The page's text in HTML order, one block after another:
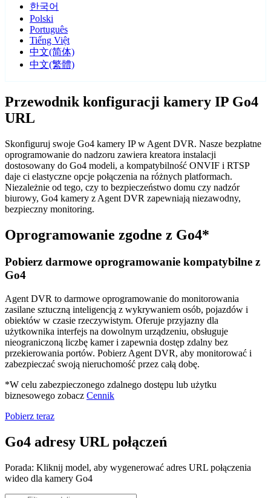
한국어
Polski
Português
Tiếng Việt
中文(简体)
中文(繁體)
Przewodnik konfiguracji kamery IP Go4
URL
Skonfiguruj swoje Go4 kamery IP w Agent DVR. Nasze bezpłatne
oprogramowanie do nadzoru zawiera kreatora instalacji
dostosowany do Go4 modeli, a kompatybilność ONVIF i RTSP
daje ci elastyczne opcje połączenia na różnych platformach.
Niezależnie od tego, czy to bezpieczeństwo domu czy nadzór
biurowy, Go4 kamery z Agent DVR zapewniają niezawodny,
bezpieczny monitoring.
Oprogramowanie zgodne z Go4*
Pobierz darmowe oprogramowanie kompatybilne z
Go4
Agent DVR to darmowe oprogramowanie do monitorowania
zasilane sztuczną inteligencją z wykrywaniem osób, pojazdów i
obiektów w czasie rzeczywistym. Oferuje przyjazny dla
użytkownika interfejs na dowolnym urządzeniu, obsługuje
nieograniczoną liczbę kamer i zapewnia dostęp zdalny bez
przekierowania portów. Pobierz Agent DVR, aby monitorować i
zabezpieczać swoją nieruchomość przez całą dobę.
*W celu zabezpieczonego zdalnego dostępu lub użytku
biznesowego zobacz Cennik
Pobierz teraz
Go4 adresy URL połączeń
Porada: Kliknij model, aby wygenerować adres URL połączenia
wideo dla kamery Go4